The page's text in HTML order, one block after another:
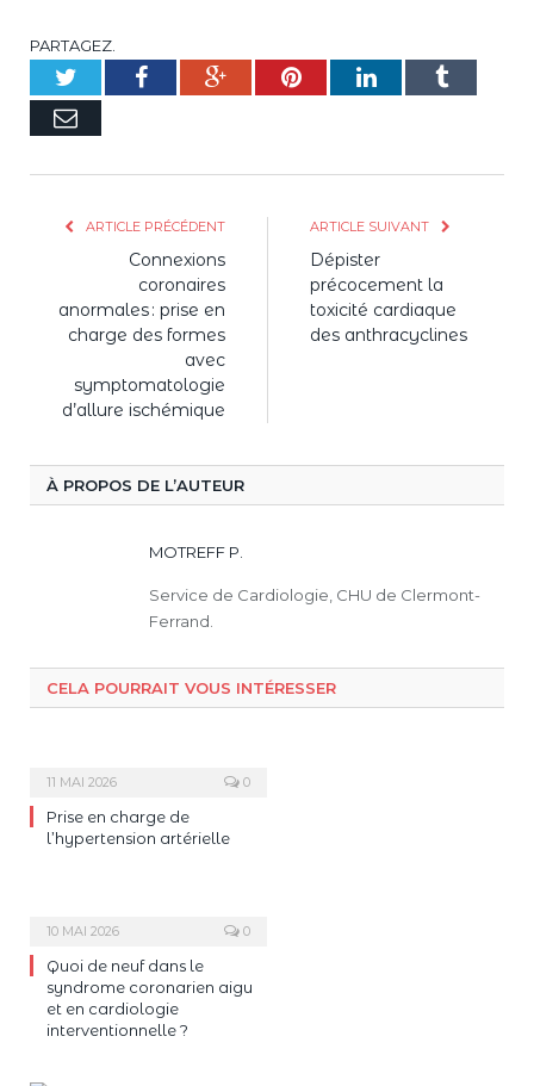
PARTAGEZ.
TwitterFacebookGoogle+PinterestLinkedInTumblr
E-
ARTICLE PRÉCÉDENT
Connexions
coronaires
anormales : prise en
charge des formes
avec
symptomatologie
d’allure ischémique
ARTICLE SUIVANT
Dépister
précocement la
toxicité cardiaque
des anthracyclines
À PROPOS DE L’AUTEUR
MOTREFF P.
Service de Cardiologie, CHU de Clermont-
Ferrand.
CELA POURRAIT VOUS INTÉRESSER
11 MAI 2026 0
Prise en charge de
l’hypertension artérielle
10 MAI 2026 0
Quoi de neuf dans le
syndrome coronarien aigu
et en cardiologie
interventionnelle ?